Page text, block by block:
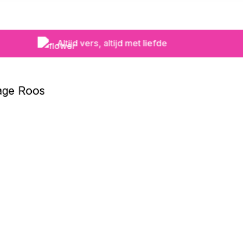
Altijd vers, altijd met liefde
Roos